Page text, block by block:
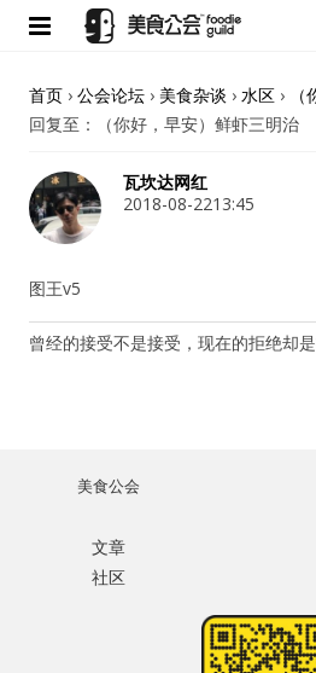
探店报告
上海
公会活动
首页 › 公会论坛 › 美食杂谈 › 水区 ›
回复至：（你好，早安）鲜虾三明治
瓦坎达网红
2018-08-2213:45
图王v5
曾经的接受不是接受，现在的拒绝却
美食公会
文章
社区